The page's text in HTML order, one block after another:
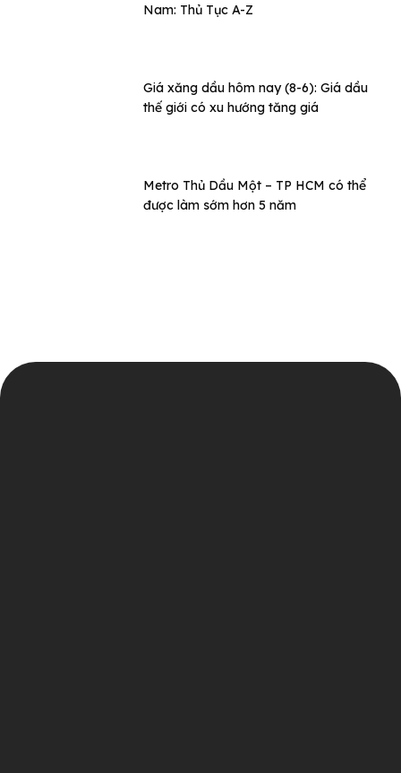
Nam: Thủ Tục A-Z
Giá xăng dầu hôm nay (8-6): Giá dầu
thế giới có xu hướng tăng giá
Metro Thủ Dầu Một – TP HCM có thể
được làm sớm hơn 5 năm